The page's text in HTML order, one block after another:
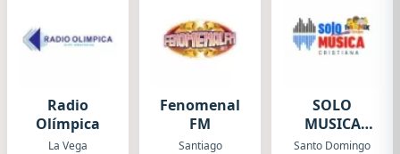
Radio
Olímpica
La Vega
Fenomenal
FM
Santiago
SOLO
MUSICA
CRISTIANA
Santo Domingo